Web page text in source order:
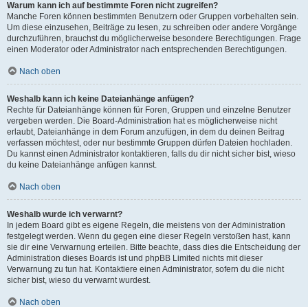
Warum kann ich auf bestimmte Foren nicht zugreifen?
Manche Foren können bestimmten Benutzern oder Gruppen vorbehalten sein.
Um diese einzusehen, Beiträge zu lesen, zu schreiben oder andere Vorgänge
durchzuführen, brauchst du möglicherweise besondere Berechtigungen. Frage
einen Moderator oder Administrator nach entsprechenden Berechtigungen.
Nach oben
Weshalb kann ich keine Dateianhänge anfügen?
Rechte für Dateianhänge können für Foren, Gruppen und einzelne Benutzer
vergeben werden. Die Board-Administration hat es möglicherweise nicht
erlaubt, Dateianhänge in dem Forum anzufügen, in dem du deinen Beitrag
verfassen möchtest, oder nur bestimmte Gruppen dürfen Dateien hochladen.
Du kannst einen Administrator kontaktieren, falls du dir nicht sicher bist, wieso
du keine Dateianhänge anfügen kannst.
Nach oben
Weshalb wurde ich verwarnt?
In jedem Board gibt es eigene Regeln, die meistens von der Administration
festgelegt werden. Wenn du gegen eine dieser Regeln verstoßen hast, kann
sie dir eine Verwarnung erteilen. Bitte beachte, dass dies die Entscheidung der
Administration dieses Boards ist und phpBB Limited nichts mit dieser
Verwarnung zu tun hat. Kontaktiere einen Administrator, sofern du die nicht
sicher bist, wieso du verwarnt wurdest.
Nach oben